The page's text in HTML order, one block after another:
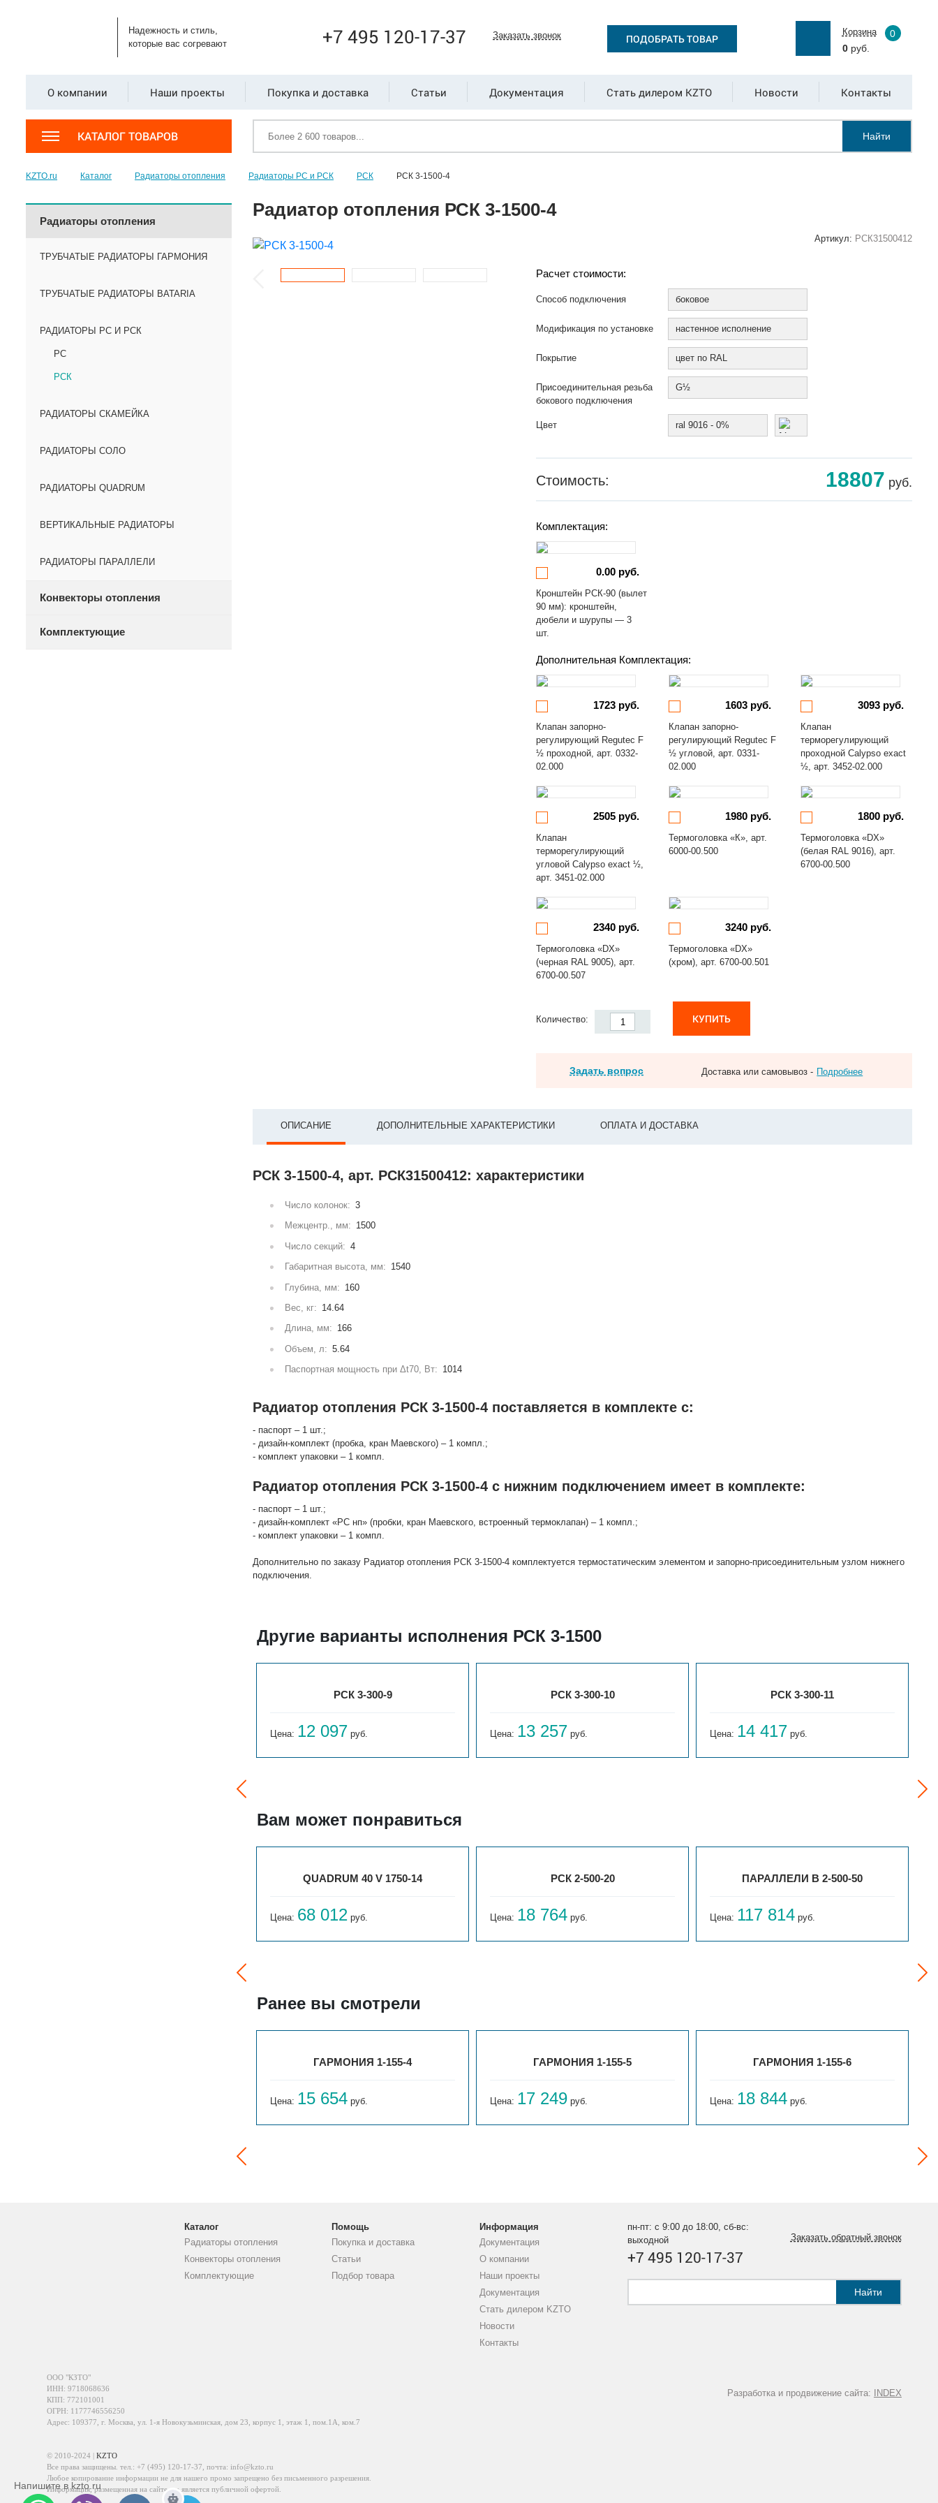
Надежность и стиль,
которые вас согревают
+7 495 120-17-37 Заказать звонок ПОДОБРАТЬ ТОВАР
Корзина
0
0руб.
О компании Наши проекты Покупка и доставка Статьи Документация Стать дилером KZTO Новости Контакты
КАТАЛОГ ТОВАРОВ Найти
KZTO.ru Каталог Радиаторы отопления Радиаторы РС и РСК РСК РСК 3-1500-4
Радиаторы отопления
ТРУБЧАТЫЕ РАДИАТОРЫ ГАРМОНИЯ
ТРУБЧАТЫЕ РАДИАТОРЫ BATARIA
РАДИАТОРЫ РС И РСК
РС
РСК
РАДИАТОРЫ СКАМЕЙКА
РАДИАТОРЫ СОЛО
РАДИАТОРЫ QUADRUM
ВЕРТИКАЛЬНЫЕ РАДИАТОРЫ
РАДИАТОРЫ ПАРАЛЛЕЛИ
Конвекторы отопления
Комплектующие
Радиатор отопления РСК 3-1500-4
Артикул: РСК31500412
Расчет стоимости:
Способ подключения боковое
Модификация по установке настенное исполнение
Покрытие цвет по RAL
Присоединительная резьба
бокового подключения
G½
Цвет ral 9016 - 0%
Стоимость: 18807 руб.
Комплектация:
0.00 руб.
Кронштейн РСК-90 (вылет
90 мм): кронштейн,
дюбели и шурупы — 3
шт.
Дополнительная Комплектация:
1723 руб.
Клапан запорно-
регулирующий Regutec F
½ проходной, арт. 0332-
02.000
1603 руб.
Клапан запорно-
регулирующий Regutec F
½ угловой, арт. 0331-
02.000
3093 руб.
Клапан
терморегулирующий
проходной Calypso exact
½, арт. 3452-02.000
2505 руб.
Клапан
терморегулирующий
угловой Calypso exact ½,
арт. 3451-02.000
1980 руб.
Термоголовка «К», арт.
6000-00.500
1800 руб.
Термоголовка «DX»
(белая RAL 9016), арт.
6700-00.500
2340 руб.
Термоголовка «DX»
(черная RAL 9005), арт.
6700-00.507
3240 руб.
Термоголовка «DX»
(хром), арт. 6700-00.501
Количество: КУПИТЬ
Задать вопрос Доставка или самовывоз - Подробнее
ОПИСАНИЕ ДОПОЛНИТЕЛЬНЫЕ ХАРАКТЕРИСТИКИ ОПЛАТА И ДОСТАВКА
РСК 3-1500-4, арт. РСК31500412: характеристики
Число колонок: 3
Межцентр., мм: 1500
Число секций: 4
Габаритная высота, мм: 1540
Глубина, мм: 160
Вес, кг: 14.64
Длина, мм: 166
Объем, л: 5.64
Паспортная мощность при Δt70, Вт: 1014
Радиатор отопления РСК 3-1500-4 поставляется в комплекте с:
- паспорт – 1 шт.;
- дизайн-комплект (пробка, кран Маевского) – 1 компл.;
- комплект упаковки – 1 компл.
Радиатор отопления РСК 3-1500-4 с нижним подключением имеет в комплекте:
- паспорт – 1 шт.;
- дизайн-комплект «РС нп» (пробки, кран Маевского, встроенный термоклапан) – 1 компл.;
- комплект упаковки – 1 компл.
Дополнительно по заказу Радиатор отопления РСК 3-1500-4 комплектуется термостатическим элементом и запорно-присоединительным узлом нижнего
подключения.
Другие варианты исполнения РСК 3-1500
РСК 3-300-9
Цена: 12 097 руб.
РСК 3-300-10
Цена: 13 257 руб.
РСК 3-300-11
Цена: 14 417 руб.
Вам может понравиться
QUADRUM 40 V 1750-14
Цена: 68 012 руб.
РСК 2-500-20
Цена: 18 764 руб.
ПАРАЛЛЕЛИ В 2-500-50
Цена: 117 814 руб.
Ранее вы смотрели
ГАРМОНИЯ 1-155-4
Цена: 15 654 руб.
ГАРМОНИЯ 1-155-5
Цена: 17 249 руб.
ГАРМОНИЯ 1-155-6
Цена: 18 844 руб.
Каталог
Радиаторы отопления
Конвекторы отопления
Комплектующие
Помощь
Покупка и доставка
Статьи
Подбор товара
Информация
Документация
О компании
Наши проекты
Документация
Стать дилером KZTO
Новости
Контакты
пн-пт: с 9:00 до 18:00, сб-вс:
выходной
+7 495 120-17-37
Заказать обратный звонок
Найти
Разработка и продвижение сайта: INDEX
ООО "КЗТО"
ИНН: 9718068636
КПП: 772101001
ОГРН: 1177746556250
Адрес: 109377, г. Москва, ул. 1-я Новокузьминская, дом 23, корпус 1, этаж 1, пом.1А, ком.7
© 2010-2024 | KZTO
Все права защищены. тел.: +7 (495) 120-17-37 , почта: info@kzto.ru
Любое копирование информации не для нашего промо запрещено без письменного разрешения.
Информация, размещенная на сайте, не является публичной офертой.
Напишите в kzto.ru